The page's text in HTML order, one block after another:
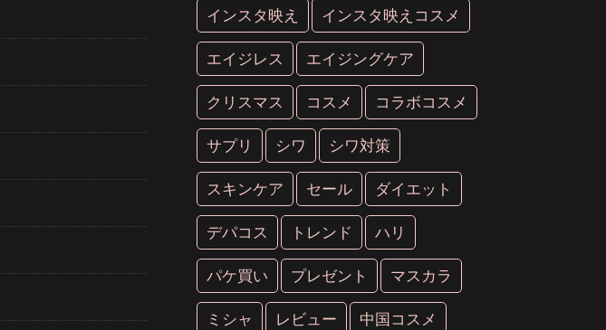
インスタ映え インスタ映えコスメ
エイジレス エイジングケア
クリスマス コスメ コラボコスメ
サプリ シワ シワ対策
スキンケア セール ダイエット
デパコス トレンド ハリ
パケ買い プレゼント マスカラ
ミシャ レビュー 中国コスメ